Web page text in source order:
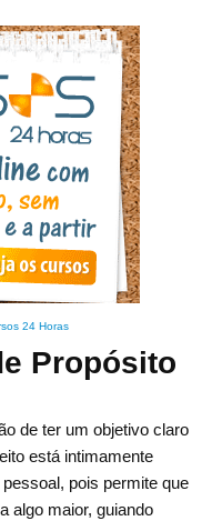
24 Horas
Propósito
de ter um objetivo claro
está intimamente
pois permite que
algo maior, guiando